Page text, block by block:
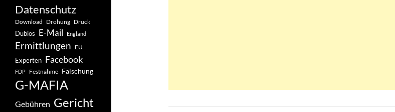
Datenschutz
Download Drohung Druck
Dubios E-Mail England
Ermittlungen EU
Experten Facebook
FDP Festnahme Fälschung
G-MAFIA
Gebühren Gericht